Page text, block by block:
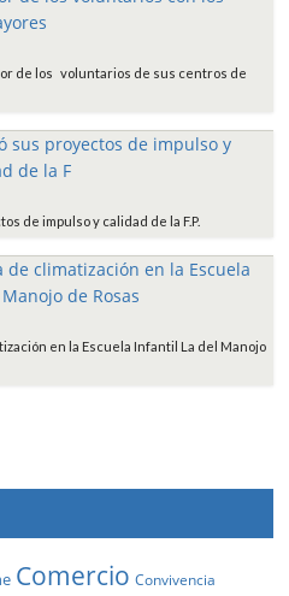
de los voluntarios de sus centros de
de impulso y calidad de la F.P.
en la Escuela Infantil La del Manojo
Comercio Convivencia